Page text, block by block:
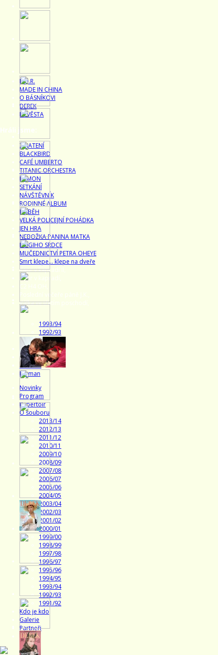
R.U.R.
MADE IN CHINA
O BÁSNÍKOVI
DEREK
NEVĚSTA
Hráli jsme:
ZMATENÍ,
BLACKBIRD,
CAFÉ UMBERTO,
TITANIC ORCHESTRA,
RAMON,
SETKÁNÍ,
NÁVŠTĚVNÍK,
RODINNÉ ALBUM,
PŘÍBĚH,
VELKÁ POLICEJNÍ POHÁDKA,
JEN HRA,
NEBOŽKA PANINA MATKA,
LUIGIHO SRDCE,
MUČEDNICTVÍ PETRA OHEYE,
Smrt klepe... klepe na dveře,
Kapr v kapradí II ,
Kapr v kapradí ,
C2 H4 OH ,
Poslední večeře páně J.K. ,
Válka ve třetím poschodí ,
1993/94
1992/93
1991/92
Kdo je kdo
Galerie
Partneři
Ferman
Novinky
Program
Repertoir
O souboru
2013/14
2012/13
2011/12
2010/11
2009/10
2008/09
2007/08
2006/07
2005/06
2004/05
2003/04
2002/03
2001/02
2000/01
1999/00
1998/99
1997/98
1996/97
1995/96
1994/95
1993/94
1992/93
1991/92
Kdo je kdo
Galerie
Partneři
Ferman